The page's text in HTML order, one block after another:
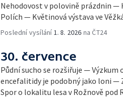
Nehodovost v polovině prázdnin —
Polích — Květinová výstava ve
Poslední vysílání1. 8. 2026 na ČT24
30. července
Půdní sucho se rozšiřuje —
encefalitidy je podobný jako loni —
Spor o lokalitu lesa v Rožnově pod